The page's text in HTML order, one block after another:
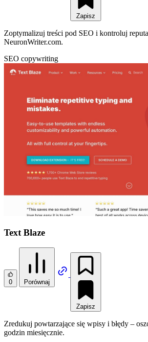
Zapisz
Zoptymalizuj treści pod SEO i kontroluj
NeuronWriter.com.
SEO copywriting
Text Blaze
0 Porównaj
Zapisz
Zredukuj powtarzające się wpisy i błędy –
godzin miesięcznie.